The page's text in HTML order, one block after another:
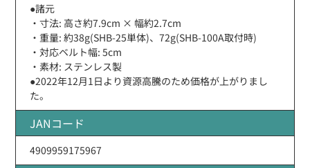
●諸元
・寸法: 高さ約7.9cm × 幅約2.7cm
・重量: 約38g(SHB-25単体)、72g(SHB-100A取付時)
・対応ベルト幅: 5cm
・素材: ステンレス製
●2022年12月1日より資源高騰のため価格が上がりまし
た。
JANコード
4909959175967